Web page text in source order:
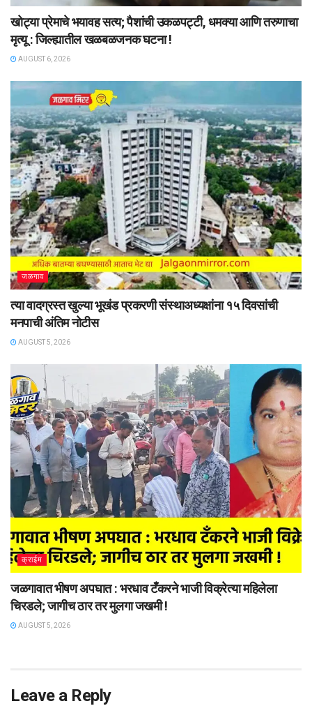
खोट्या प्रेमाचे भयावह सत्य; पैशांची उकळपट्टी, धमक्या आणि तरुणाचा
मृत्यू : जिल्ह्यातील खळबळजनक घटना !
AUGUST 6, 2026
जळगाव
त्या वादग्रस्त खुल्या भूखंड प्रकरणी संस्थाअध्यक्षांना १५ दिवसांची
मनपाची अंतिम नोटीस
AUGUST 5, 2026
क्राईम
जळगावात भीषण अपघात : भरधाव टँकरने भाजी विक्रेत्या महिलेला
चिरडले; जागीच ठार तर मुलगा जखमी !
AUGUST 5, 2026
Leave a Reply